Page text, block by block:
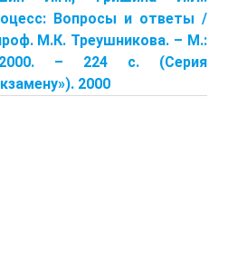
Вопросы и ответы /
М.К. Треушникова. – М.:
– 224 с. (Серия
2000